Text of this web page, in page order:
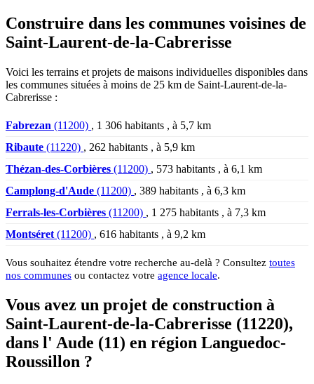
Construire dans les communes voisines de
Saint-Laurent-de-la-Cabrerisse
Voici les terrains et projets de maisons individuelles disponibles dans
les communes situées à moins de 25 km de Saint-Laurent-de-la-
Cabrerisse :
Fabrezan (11200) , 1 306 habitants , à 5,7 km
Ribaute (11220) , 262 habitants , à 5,9 km
Thézan-des-Corbières (11200) , 573 habitants , à 6,1 km
Camplong-d'Aude (11200) , 389 habitants , à 6,3 km
Ferrals-les-Corbières (11200) , 1 275 habitants , à 7,3 km
Montséret (11200) , 616 habitants , à 9,2 km
Vous souhaitez étendre votre recherche au-delà ? Consultez toutes
nos communes ou contactez votre agence locale.
Vous avez un projet de construction à
Saint-Laurent-de-la-Cabrerisse (11220),
dans l' Aude (11) en région Languedoc-
Roussillon ?